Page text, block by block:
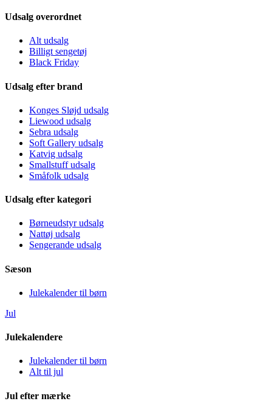
Udsalg overordnet
Alt udsalg
Billigt sengetøj
Black Friday
Udsalg efter brand
Konges Sløjd udsalg
Liewood udsalg
Sebra udsalg
Soft Gallery udsalg
Katvig udsalg
Smallstuff udsalg
Småfolk udsalg
Udsalg efter kategori
Børneudstyr udsalg
Nattøj udsalg
Sengerande udsalg
Sæson
Julekalender til børn
Jul
Julekalendere
Julekalender til børn
Alt til jul
Jul efter mærke